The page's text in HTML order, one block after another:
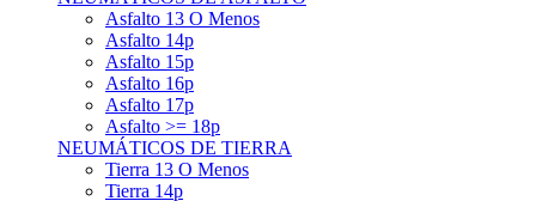
Asfalto 14p
Asfalto 15p
Asfalto 16p
Asfalto 17p
Asfalto >= 18p
NEUMÁTICOS DE TIERRA
Tierra 13 O Menos
Tierra 14p
Tierra >= 15p